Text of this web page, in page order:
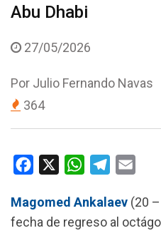
Abu Dhabi
27/05/2026
Por Julio Fernando Navas
364
c
e
W
a
t
l
e
a
i
Magomed Ankalaev (20
fecha de regreso al